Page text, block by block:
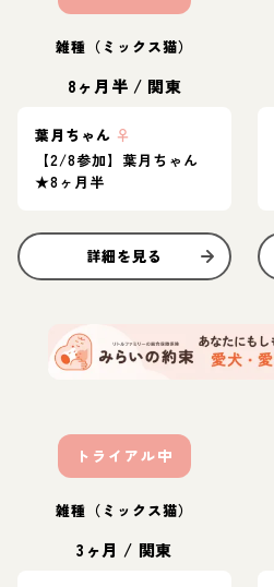
雑種（ミックス猫）
8ヶ月半 / 関東
葉月ちゃん ♀
【2/8参加】葉月ちゃん
★8ヶ月半
詳細を見る
トライアル中
雑種（ミックス猫）
3ヶ月 / 関東